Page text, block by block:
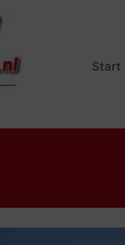
Start